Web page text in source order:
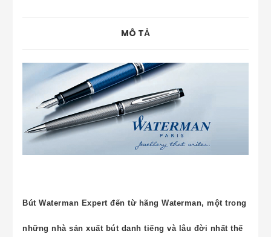
MÔ TẢ
Bút Waterman Expert đến từ hãng Waterman, một trong
những nhà sản xuất bút danh tiếng và lâu đời nhất thế